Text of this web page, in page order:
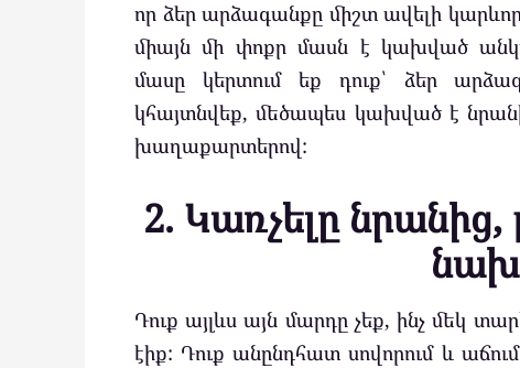
որ ձեր արձագանքը միշտ ավելի
միայն մի փոքր մասն է կախված
մասը կերտում եք դուք՝ ձեր
կհայտնվեք, մեծապես կախված է
խաղաքարտերով:
2. Կառչելը նրանից,
Դուք այլևս այն մարդը չեք, ինչ մեկ
էիք: Դուք անընդհատ սովորում և